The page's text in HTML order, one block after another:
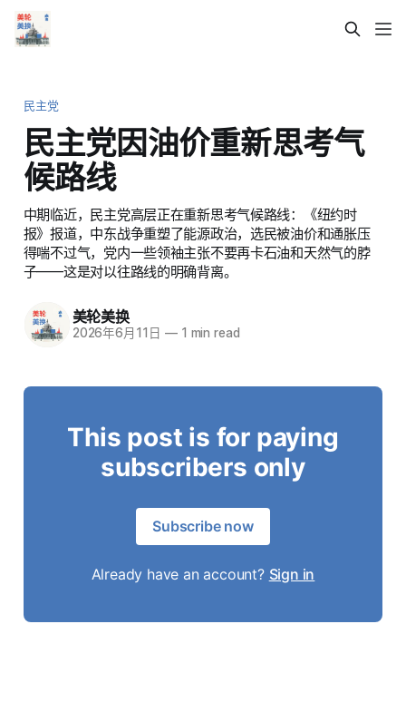
民主党
民主党因油价重新思考气
候路线
中期临近，民主党高层正在重新思考气候路线：《纽约时
报》报道，中东战争重塑了能源政治，选民被油价和通胀压
得喘不过气，党内一些领袖主张不要再卡石油和天然气的脖
子——这是对以往路线的明确背离。
美轮美换
2026年6月11日 —1 min read
This post is for paying
subscribers only
Subscribe now
Already have an account? Sign in